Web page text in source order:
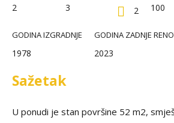
2 3 2 100
GODINA IZGRADNJE
1978
GODINA ZADNJE
2023
Sažetak
U ponudi je stan površine 52 m2,